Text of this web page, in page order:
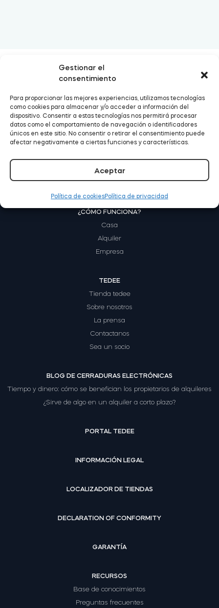
Gestionar el
consentimiento
Para proporcionar las mejores experiencias, utilizamos tecnologías
como cookies para almacenar y/o acceder a información del
dispositivo. Consentir a estas tecnologías nos permitirá procesar
datos como el comportamiento de navegación o identificadores
únicos en este sitio. No consentir o retirar el consentimiento puede
afectar negativamente a ciertas funciones y características.
Aceptar
Política de cookiesPolítica de privacidad
Accesorios hogar
Tedee Keypad PRO
Módulo de Smart Relé BleBox
930 46 74 48
¿CÓMO FUNCIONA?
Casa
Alquiler
Empresa
TEDEE
Tienda tedee
Sobre nosotros
La prensa
Contactanos
Sea un socio
BLOG DE CERRADURAS ELECTRÓNICAS
Tiempo y dinero: cómo se benefician los propietarios de alquileres
¿Sirve de algo en un alquiler a corto plazo?
PORTAL TEDEE
INFORMACIÓN LEGAL
LOCALIZADOR DE TIENDAS
DECLARATION OF CONFORMITY
GARANTÍA
RECURSOS
Base de conocimientos
Preguntas frecuentes